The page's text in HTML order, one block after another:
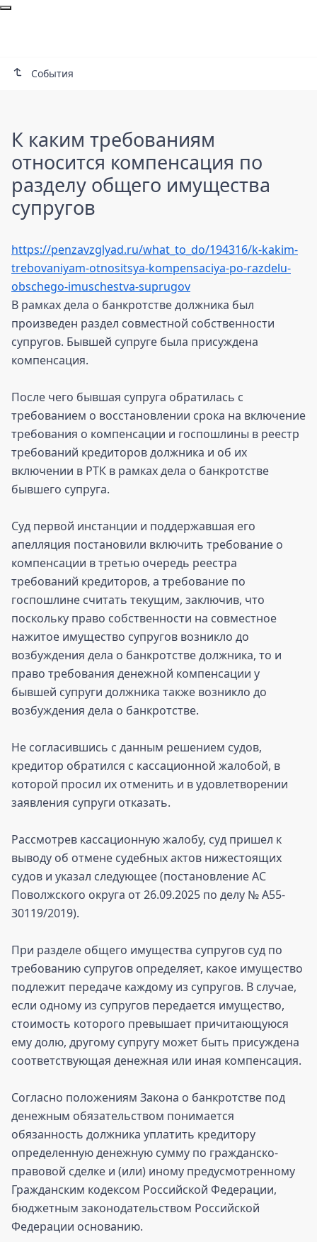
События
К каким требованиям
относится компенсация по
разделу общего имущества
супругов
К каким требованиям относится
https://penzavzglyad.ru/what_to_do/194316/k-kakim-
trebovaniyam-otnositsya-kompensaciya-po-razdelu-
obschego-imuschestva-suprugov
В рамках дела о банкротстве должника был
произведен раздел совместной собственности
супругов. Бывшей супруге была присуждена
компенсация.
После чего бывшая супруга обратилась с
требованием о восстановлении срока на включение
требования о компенсации и госпошлины в реестр
требований кредиторов должника и об их
включении в РТК в рамках дела о банкротстве
бывшего супруга.
Суд первой инстанции и поддержавшая его
апелляция постановили включить требование о
компенсации в третью очередь реестра
требований кредиторов, а требование по
госпошлине считать текущим, заключив, что
поскольку право собственности на совместное
нажитое имущество супругов возникло до
возбуждения дела о банкротстве должника, то и
право требования денежной компенсации у
бывшей супруги должника также возникло до
возбуждения дела о банкротстве.
Не согласившись с данным решением судов,
кредитор обратился с кассационной жалобой, в
которой просил их отменить и в удовлетворении
заявления супруги отказать.
Рассмотрев кассационную жалобу, суд пришел к
выводу об отмене судебных актов нижестоящих
судов и указал следующее (постановление АС
Поволжского округа от 26.09.2025 по делу № А55-
30119/2019).
При разделе общего имущества супругов суд по
требованию супругов определяет, какое имущество
подлежит передаче каждому из супругов. В случае,
если одному из супругов передается имущество,
стоимость которого превышает причитающуюся
ему долю, другому супругу может быть присуждена
соответствующая денежная или иная компенсация.
Согласно положениям Закона о банкротстве под
денежным обязательством понимается
обязанность должника уплатить кредитору
определенную денежную сумму по гражданско-
правовой сделке и (или) иному предусмотренному
Гражданским кодексом Российской Федерации,
бюджетным законодательством Российской
Федерации основанию.